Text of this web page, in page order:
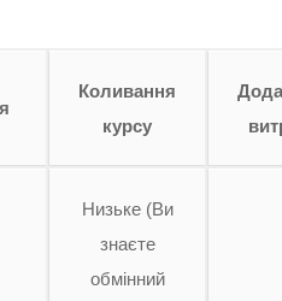
Коливання
курсу
Низьке (Ви
знаєте
обмінний